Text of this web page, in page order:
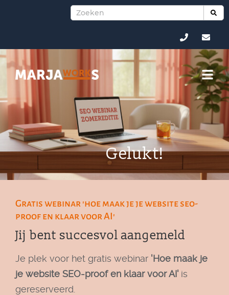
Gelukt!
Gratis webinar 'hoe maak je je website seo-
proof en klaar voor AI'
Jij bent succesvol aangemeld
Je plek voor het gratis webinar 'Hoe maak je
je website SEO-proof en klaar voor AI' is
gereserveerd.